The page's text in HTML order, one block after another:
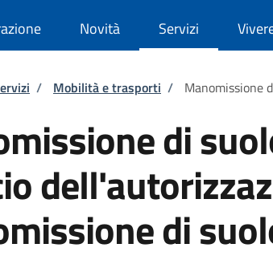
Novità Servizi
di pane
/ Mobilità e trasporti / Manomissione
di
di